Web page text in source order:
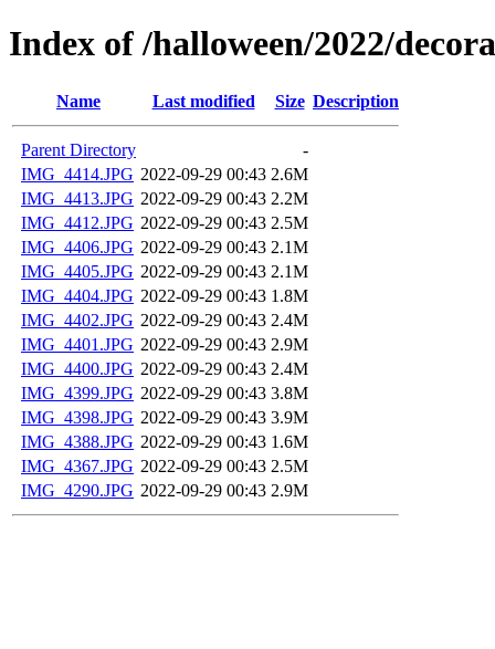
Index of /halloween/2022/
Name Last modified Size Description
Parent Directory
-
IMG_4414.JPG 2022-09-29 00:43 2.6M
IMG_4413.JPG 2022-09-29 00:43 2.2M
IMG_4412.JPG 2022-09-29 00:43 2.5M
IMG_4406.JPG 2022-09-29 00:43 2.1M
IMG_4405.JPG 2022-09-29 00:43 2.1M
IMG_4404.JPG 2022-09-29 00:43 1.8M
IMG_4402.JPG 2022-09-29 00:43 2.4M
IMG_4401.JPG 2022-09-29 00:43 2.9M
IMG_4400.JPG 2022-09-29 00:43 2.4M
IMG_4399.JPG 2022-09-29 00:43 3.8M
IMG_4398.JPG 2022-09-29 00:43 3.9M
IMG_4388.JPG 2022-09-29 00:43 1.6M
IMG_4367.JPG 2022-09-29 00:43 2.5M
IMG_4290.JPG 2022-09-29 00:43 2.9M